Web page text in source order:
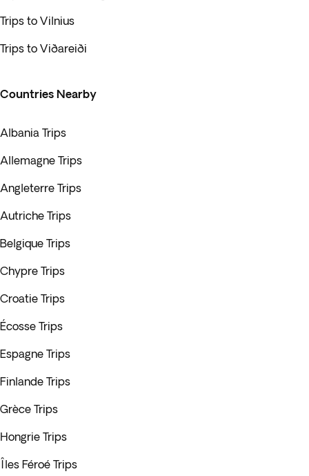
Trips to Vilnius
Trips to Viðareiði
Countries Nearby
Albania Trips
Allemagne Trips
Angleterre Trips
Autriche Trips
Belgique Trips
Chypre Trips
Croatie Trips
Écosse Trips
Espagne Trips
Finlande Trips
Grèce Trips
Hongrie Trips
Îles Féroé Trips